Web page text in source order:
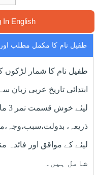
In English
طفیل نام کا مکمل مطلب
طفیل نام کا شمار لڑکوں
ابتدائی تاریخ عربی
ذریعہ،
شامل ہیں۔